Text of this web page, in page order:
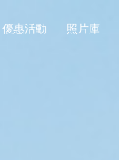
優惠活動 照片庫